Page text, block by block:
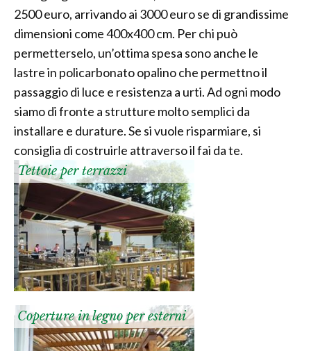
2500 euro, arrivando ai 3000 euro se di grandissime
dimensioni come 400x400 cm. Per chi può
permetterselo, un’ottima spesa sono anche le
lastre in policarbonato opalino che permettno il
passaggio di luce e resistenza a urti. Ad ogni modo
siamo di fronte a strutture molto semplici da
installare e durature. Se si vuole risparmiare, si
consiglia di costruirle attraverso il fai da te.
Tettoie per terrazzi
Coperture in legno per esterni